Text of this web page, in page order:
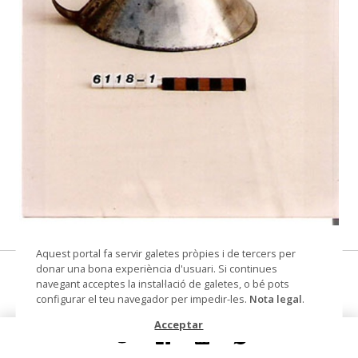
© Museu de les Terres de l'Ebre
embut
Autoria Soler Also, Francesc
Aquest portal fa servir galetes pròpies i de tercers per
donar una bona experiència d'usuari. Si continues
navegant acceptes la instal·lació de galetes, o bé pots
configurar el teu navegador per impedir-les. Nota legal.
Acceptar